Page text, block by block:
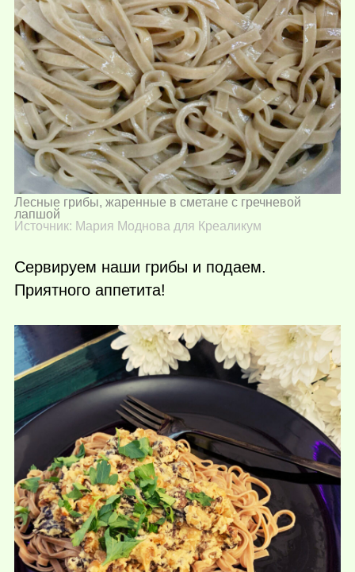
Лесные грибы, жаренные в сметане с гречневой
лапшой
Источник: Мария Моднова для Креаликум
Сервируем наши грибы и подаем.
Приятного аппетита!